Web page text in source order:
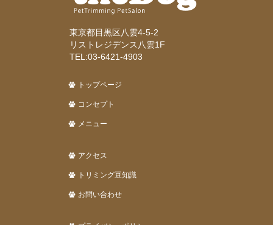
東京都目黒区八雲4-5-2
リストレジデンス八雲1F
TEL:03-6421-4903
トップページ
コンセプト
メニュー
アクセス
トリミング豆知識
お問い合わせ